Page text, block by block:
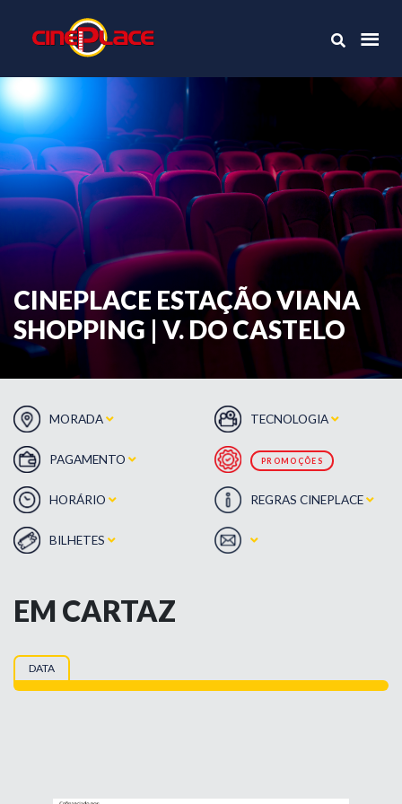
CINEPLACE ESTAÇÃO VIANA
SHOPPING | V. DO CASTELO
MORADA
PAGAMENTO
HORÁRIO
BILHETES
TECNOLOGIA
PROMOÇÕES
REGRAS CINEPLACE
EM CARTAZ
DATA